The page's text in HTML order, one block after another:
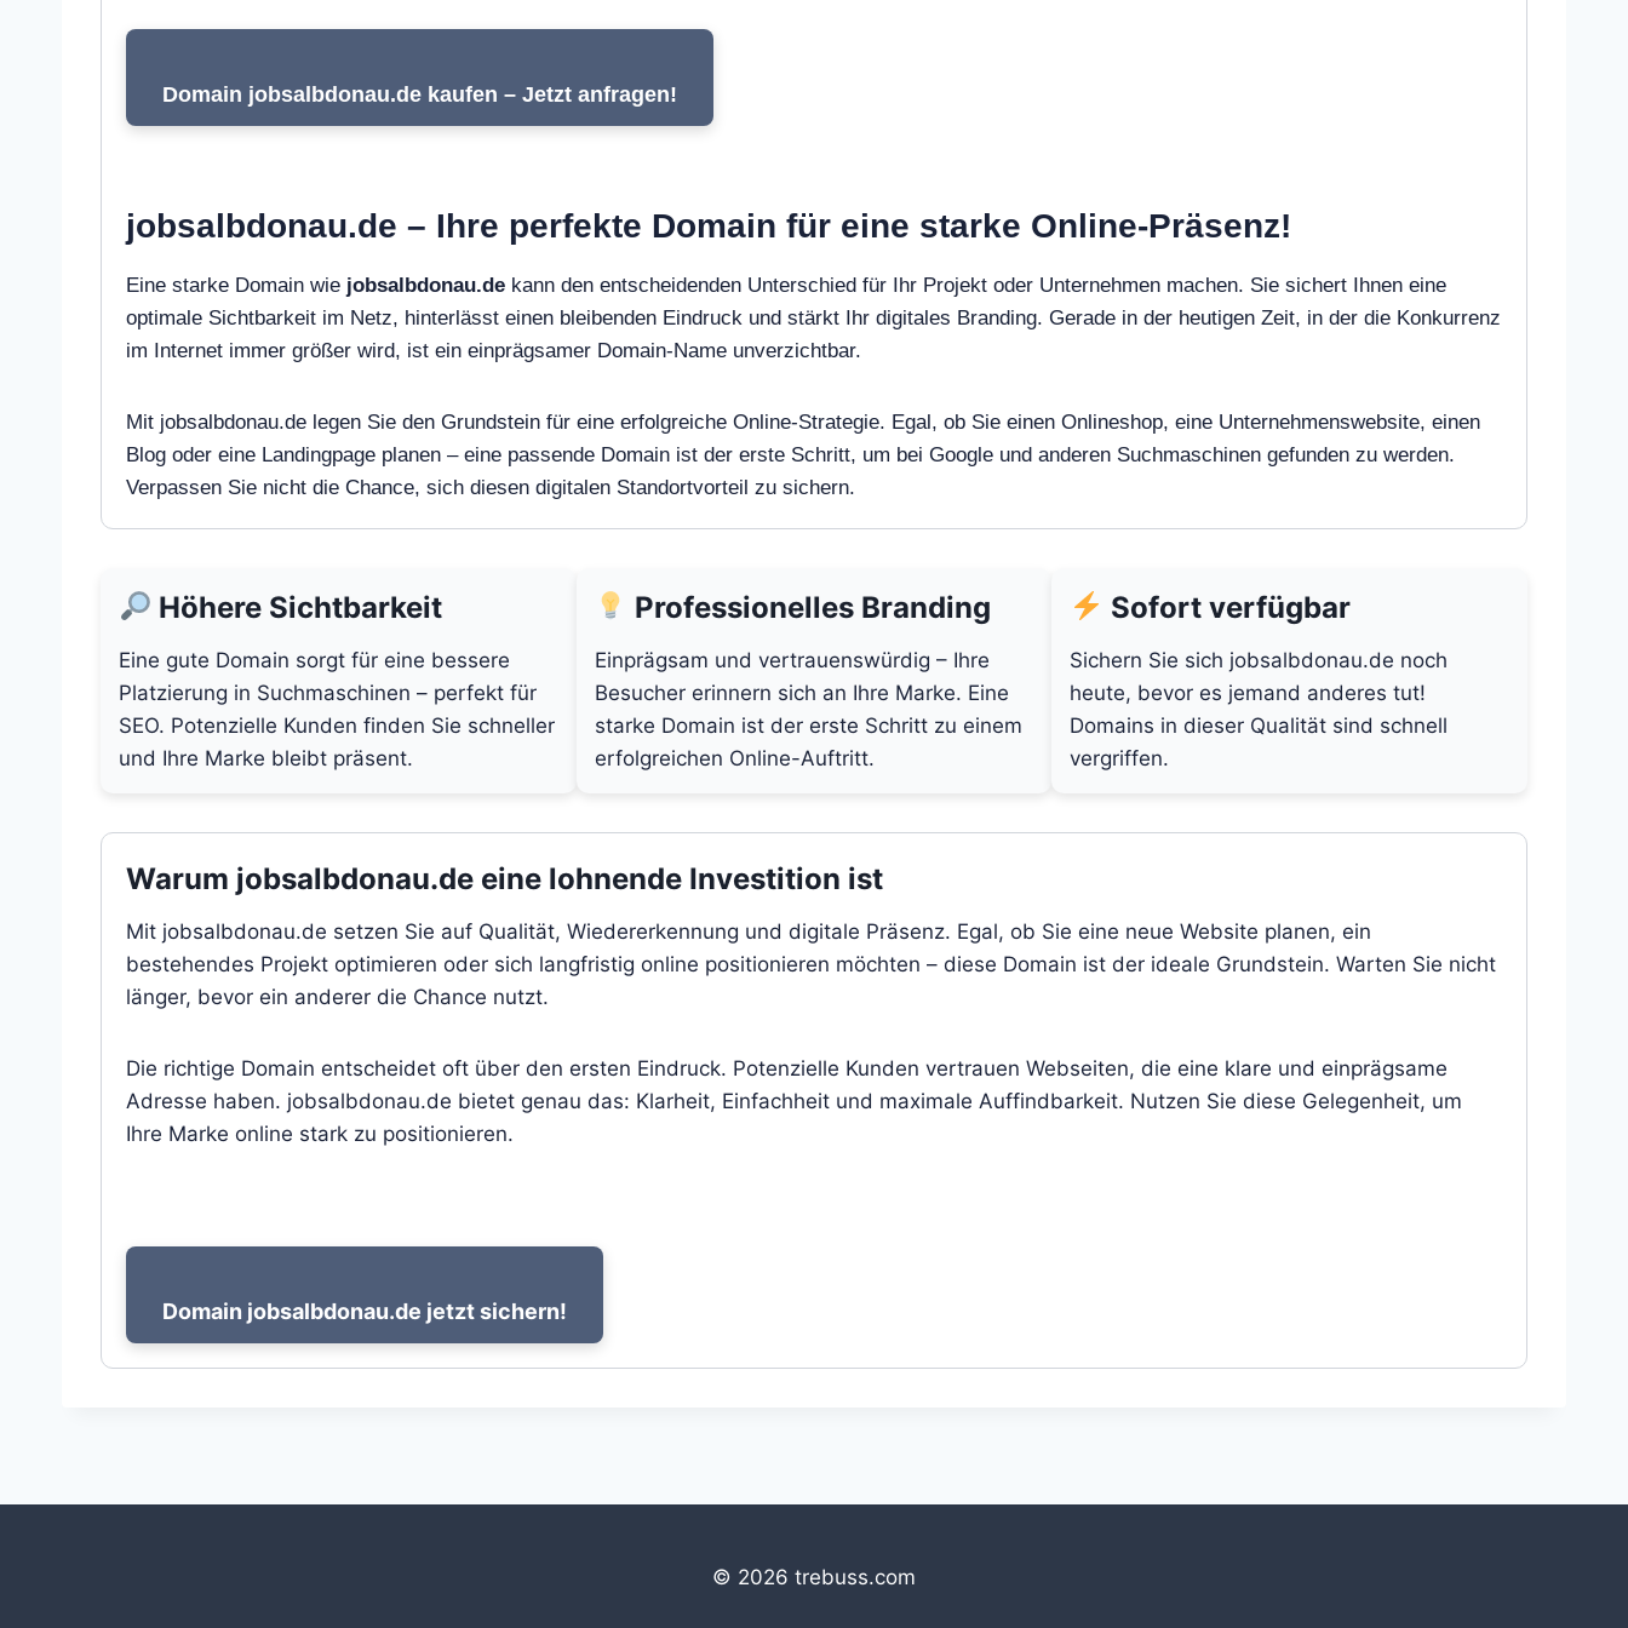
Domain jobsalbdonau.de kaufen – Jetzt anfragen!
jobsalbdonau.de – Ihre perfekte Domain für eine starke Online-Präsenz!
Eine starke Domain wie jobsalbdonau.de kann den entscheidenden Unterschied für Ihr Projekt oder Unternehmen machen. Sie sichert Ihnen eine
optimale Sichtbarkeit im Netz, hinterlässt einen bleibenden Eindruck und stärkt Ihr digitales Branding. Gerade in der heutigen Zeit, in der die Konkurrenz
im Internet immer größer wird, ist ein einprägsamer Domain-Name unverzichtbar.
Mit jobsalbdonau.de legen Sie den Grundstein für eine erfolgreiche Online-Strategie. Egal, ob Sie einen Onlineshop, eine Unternehmenswebsite, einen
Blog oder eine Landingpage planen – eine passende Domain ist der erste Schritt, um bei Google und anderen Suchmaschinen gefunden zu werden.
Verpassen Sie nicht die Chance, sich diesen digitalen Standortvorteil zu sichern.
Höhere Sichtbarkeit
Eine gute Domain sorgt für eine bessere
Platzierung in Suchmaschinen – perfekt für
SEO. Potenzielle Kunden finden Sie schneller
und Ihre Marke bleibt präsent.
Professionelles Branding
Einprägsam und vertrauenswürdig – Ihre
Besucher erinnern sich an Ihre Marke. Eine
starke Domain ist der erste Schritt zu einem
erfolgreichen Online-Auftritt.
Sofort verfügbar
Sichern Sie sich jobsalbdonau.de noch
heute, bevor es jemand anderes tut!
Domains in dieser Qualität sind schnell
vergriffen.
Warum jobsalbdonau.de eine lohnende Investition ist
Mit jobsalbdonau.de setzen Sie auf Qualität, Wiedererkennung und digitale Präsenz. Egal, ob Sie eine neue Website planen, ein
bestehendes Projekt optimieren oder sich langfristig online positionieren möchten – diese Domain ist der ideale Grundstein. Warten Sie nicht
länger, bevor ein anderer die Chance nutzt.
Die richtige Domain entscheidet oft über den ersten Eindruck. Potenzielle Kunden vertrauen Webseiten, die eine klare und einprägsame
Adresse haben. jobsalbdonau.de bietet genau das: Klarheit, Einfachheit und maximale Auffindbarkeit. Nutzen Sie diese Gelegenheit, um
Ihre Marke online stark zu positionieren.
Domain jobsalbdonau.de jetzt sichern!
© 2026 trebuss.com